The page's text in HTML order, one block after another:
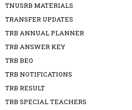
TNUSRB MATERIALS
TRANSFER UPDATES
TRB ANNUAL PLANNER
TRB ANSWER KEY
TRB BEO
TRB NOTIFICATIONS
TRB RESULT
TRB SPECIAL TEACHERS